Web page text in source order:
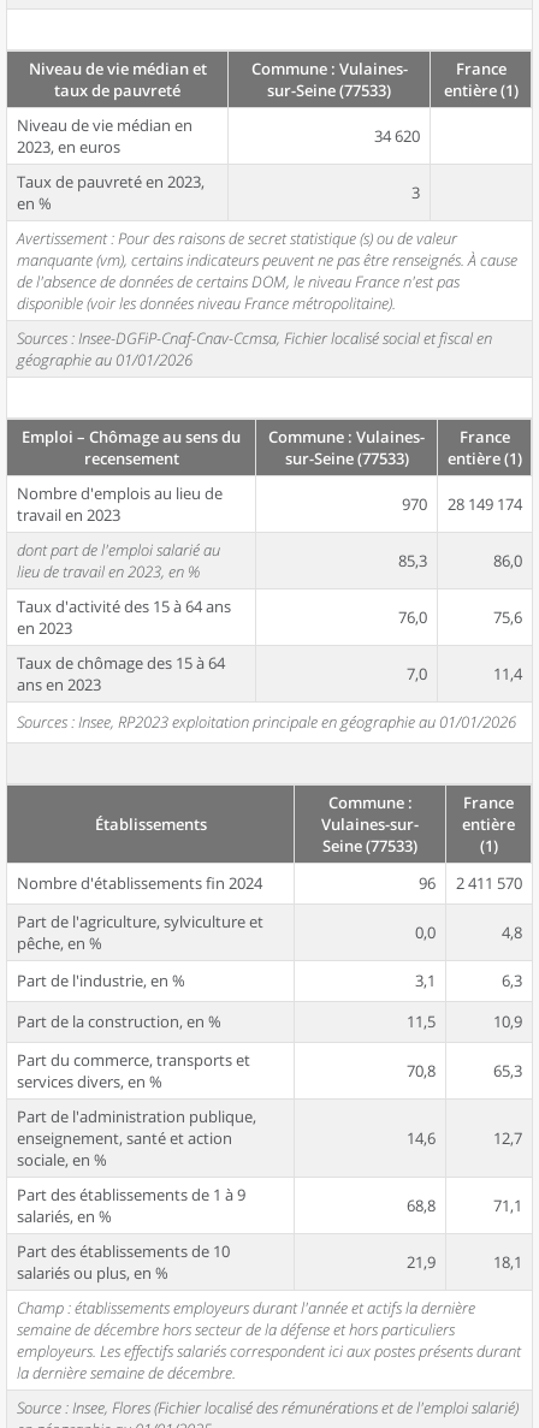
Niveau de vie médian et
taux de pauvreté
Commune : Vulaines-
sur-Seine (77533)
France
entière (1)
Niveau de vie médian en
2023, en euros
34 620
Taux de pauvreté en 2023,
en %
3
Avertissement : Pour des raisons de secret statistique (s) ou de valeur
manquante (vm), certains indicateurs peuvent ne pas être renseignés. À cause
de l'absence de données de certains DOM, le niveau France n'est pas
disponible (voir les données niveau France métropolitaine).
Sources : Insee-DGFiP-Cnaf-Cnav-Ccmsa, Fichier localisé social et fiscal en
géographie au 01/01/2026
Emploi – Chômage au sens du
recensement
Commune : Vulaines-
sur-Seine (77533)
France
entière (1)
Nombre d'emplois au lieu de
travail en 2023
970 28 149 174
dont part de l'emploi salarié au
lieu de travail en 2023, en %
85,3 86,0
Taux d'activité des 15 à 64 ans
en 2023
76,0 75,6
Taux de chômage des 15 à 64
ans en 2023
7,0 11,4
Sources : Insee, RP2023 exploitation principale en géographie au 01/01/2026
Établissements
Commune :
Vulaines-sur-
Seine (77533)
France
entière
(1)
Nombre d'établissements fin 2024
96
2 411 570
Part de l'agriculture, sylviculture et
pêche, en %
0,0 4,8
Part de l'industrie, en % 3,1
6,3
Part de la construction, en %
11,5
10,9
Part du commerce, transports et
services divers, en %
70,8 65,3
Part de l'administration publique,
enseignement, santé et action
sociale, en %
14,6 12,7
Part des établissements de 1 à 9
salariés, en %
68,8 71,1
Part des établissements de 10
salariés ou plus, en %
21,9 18,1
Champ : établissements employeurs durant l'année et actifs la dernière
semaine de décembre hors secteur de la défense et hors particuliers
employeurs. Les effectifs salariés correspondent ici aux postes présents durant
la dernière semaine de décembre.
Source : Insee, Flores (Fichier localisé des rémunérations et de l'emploi salarié)